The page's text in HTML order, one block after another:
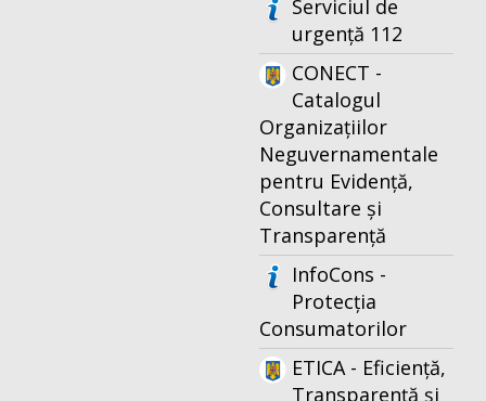
Serviciul de
urgență 112
CONECT -
Catalogul
Organizațiilor
Neguvernamentale
pentru Evidență,
Consultare și
Transparență
InfoCons -
Protecția
Consumatorilor
ETICA - Eficiență,
Transparență și